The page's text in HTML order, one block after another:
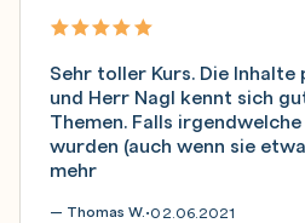
Sehr toller Kurs. Die Inhalte
und Herr Nagl kennt sich
Themen. Falls
wurden (auch wenn sie
mehr
— Thomas W.•02.06.2021